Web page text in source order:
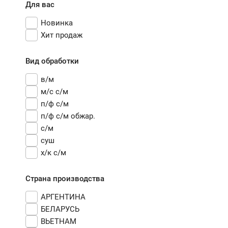
Для вас
Новинка
Хит продаж
Вид обработки
в/м
м/с с/м
п/ф с/м
п/ф с/м обжар.
с/м
суш
х/к с/м
Страна производства
АРГЕНТИНА
БЕЛАРУСЬ
ВЬЕТНАМ